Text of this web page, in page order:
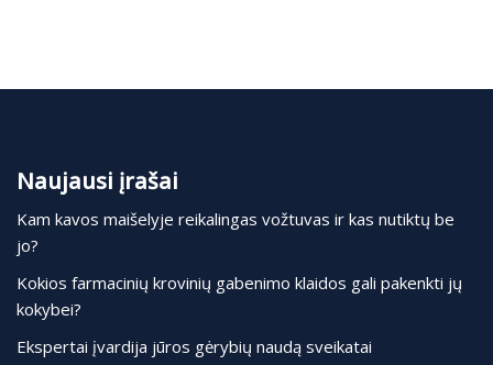
Naujausi įrašai
Kam kavos maišelyje reikalingas vožtuvas ir kas nutiktų be
jo?
Kokios farmacinių krovinių gabenimo klaidos gali pakenkti jų
kokybei?
Ekspertai įvardija jūros gėrybių naudą sveikatai